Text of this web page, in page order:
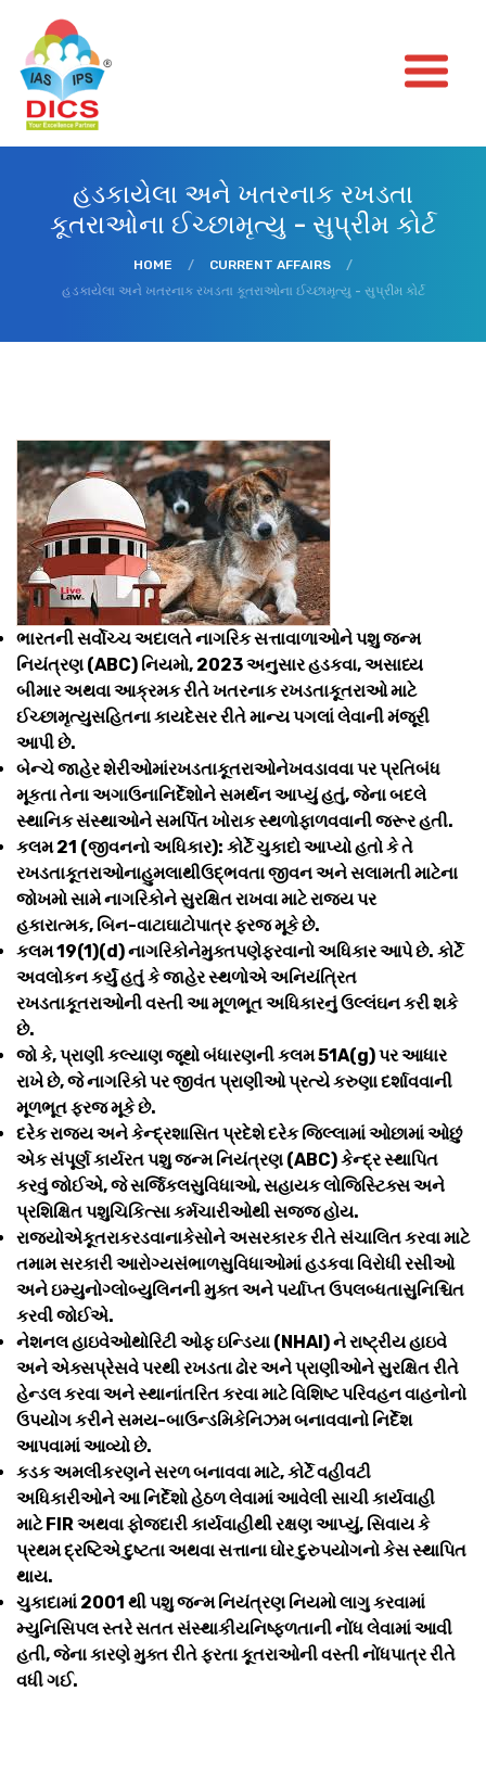
હડકાયેલા અને ખતરનાક રખડતા
કૂતરાઓના ઈચ્છામૃત્યુ - સુપ્રીમ કોર્ટ
HOME / CURRENT AFFAIRS
/
હડકાયેલા અને ખતરનાક રખડતા કૂતરાઓના ઈચ્છામૃત્યુ - સુપ્રીમ કોર્ટ
ભારતની સર્વોચ્ચ અદાલતે નાગરિક સત્તાવાળાઓને પશુ જન્મ
નિયંત્રણ (ABC) નિયમો, 2023 અનુસાર હડકવા, અસાધ્ય
બીમાર અથવા આક્રમક રીતે ખતરનાક રખડતાકૂતરાઓ માટે
ઈચ્છામૃત્યુસહિતના કાયદેસર રીતે માન્ય પગલાં લેવાની મંજૂરી
આપી છે.
બેન્ચે જાહેર શેરીઓમાંરખડતાકૂતરાઓનેખવડાવવા પર પ્રતિબંધ
મૂકતા તેના અગાઉનાનિર્દેશોને સમર્થન આપ્યું હતું, જેના બદલે
સ્થાનિક સંસ્થાઓને સમર્પિત ખોરાક સ્થળોફાળવવાની જરૂર હતી.
કલમ 21 (જીવનનો અધિકાર): કોર્ટે ચુકાદો આપ્યો હતો કે તે
રખડતાકૂતરાઓનાહુમલાથીઉદ્ભવતા જીવન અને સલામતી માટેના
જોખમો સામે નાગરિકોને સુરક્ષિત રાખવા માટે રાજ્ય પર
હકારાત્મક, બિન-વાટાઘાટોપાત્ર ફરજ મૂકે છે.
કલમ 19(1)(d) નાગરિકોનેમુક્તપણેફરવાનો અધિકાર આપે છે. કોર્ટે
અવલોકન કર્યું હતું કે જાહેર સ્થળોએ અનિયંત્રિત
રખડતાકૂતરાઓની વસ્તી આ મૂળભૂત અધિકારનું ઉલ્લંઘન કરી શકે
છે.
જો કે, પ્રાણી કલ્યાણ જૂથો બંધારણની કલમ 51A(g) પર આધાર
રાખે છે, જે નાગરિકો પર જીવંત પ્રાણીઓ પ્રત્યે કરુણા દર્શાવવાની
મૂળભૂત ફરજ મૂકે છે.
દરેક રાજ્ય અને કેન્દ્રશાસિત પ્રદેશે દરેક જિલ્લામાં ઓછામાં ઓછું
એક સંપૂર્ણ કાર્યરત પશુ જન્મ નિયંત્રણ (ABC) કેન્દ્ર સ્થાપિત
કરવું જોઈએ, જે સર્જિકલસુવિધાઓ, સહાયક લોજિસ્ટિક્સ અને
પ્રશિક્ષિત પશુચિકિત્સા કર્મચારીઓથી સજ્જ હોય.
રાજ્યોએકૂતરાકરડવાનાકેસોને અસરકારક રીતે સંચાલિત કરવા માટે
તમામ સરકારી આરોગ્યસંભાળસુવિધાઓમાં હડકવા વિરોધી રસીઓ
અને ઇમ્યુનોગ્લોબ્યુલિનની મુક્ત અને પર્યાપ્ત ઉપલબ્ધતાસુનિશ્ચિત
કરવી જોઈએ.
નેશનલ હાઇવેઓથોરિટી ઓફ ઇન્ડિયા (NHAI) ને રાષ્ટ્રીય હાઇવે
અને એક્સપ્રેસવે પરથી રખડતા ઢોર અને પ્રાણીઓને સુરક્ષિત રીતે
હેન્ડલ કરવા અને સ્થાનાંતરિત કરવા માટે વિશિષ્ટ પરિવહન વાહનોનો
ઉપયોગ કરીને સમય-બાઉન્ડમિકેનિઝમ બનાવવાનો નિર્દેશ
આપવામાં આવ્યો છે.
કડક અમલીકરણને સરળ બનાવવા માટે, કોર્ટે વહીવટી
અધિકારીઓને આ નિર્દેશો હેઠળ લેવામાં આવેલી સાચી કાર્યવાહી
માટે FIR અથવા ફોજદારી કાર્યવાહીથી રક્ષણ આપ્યું, સિવાય કે
પ્રથમ દ્રષ્ટિએ દુષ્ટતા અથવા સત્તાના ઘોર દુરુપયોગનો કેસ સ્થાપિત
થાય.
ચુકાદામાં 2001 થી પશુ જન્મ નિયંત્રણ નિયમો લાગુ કરવામાં
મ્યુનિસિપલ સ્તરે સતત સંસ્થાકીયનિષ્ફળતાની નોંધ લેવામાં આવી
હતી, જેના કારણે મુક્ત રીતે ફરતા કૂતરાઓની વસ્તી નોંધપાત્ર રીતે
વધી ગઈ.